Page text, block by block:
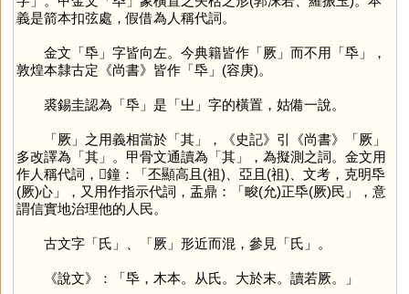
義是箭本扣弦處，假借為人稱代詞。
金文「氒」字皆向左。今典籍皆作「厥」而不用「氒」，
敦煌本隸古定《尚書》皆作「氒」(容庚)。
裘錫圭認為「氒」是「㞢 」字的橫置，姑備一說。
「厥」之用義相當於「其」，《史記》引《尚書》「厥」
多改譯為「其」。甲骨文通讀為「其」，為擬測之詞。金文用
作人稱代詞，𤼈鐘：「丕顯高且(祖)、亞且(祖)、文考，克明氒
(厥)心」，又用作指示代詞，盂鼎：「畯(允)正氒(厥)民」，意
謂信實地治理他的人民。
古文字「氏 」、「厥」形近而混，參見「氏 」。
《說文》：「氒，木本。从氏。大於末。讀若厥。」